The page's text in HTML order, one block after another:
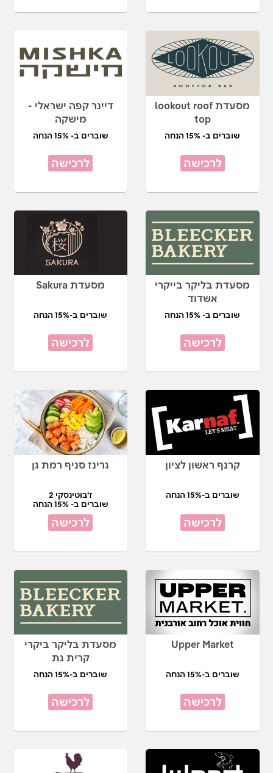
מסעדת lookout roof
top
שוברים ב- 15% הנחה
לרכישה
דיינר קפה ישראלי -
מישקה
שוברים ב- 15% הנחה
לרכישה
מסעדת בליקר בייקרי
אשדוד
שוברים ב- 15% הנחה
לרכישה
מסעדת Sakura
שוברים ב-15% הנחה
לרכישה
קרנף ראשון לציון
שוברים ב-15% הנחה
לרכישה
גרינז סניף רמת גן
ז'בוטינסקי 2
שוברים ב- 15% הנחה
לרכישה
Upper Market
שוברים ב-15% הנחה
לרכישה
מסעדת בליקר ביקרי
קרית גת
שוברים ב-15% הנחה
לרכישה